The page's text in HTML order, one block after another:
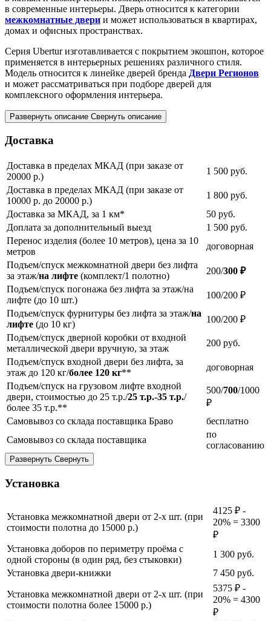
в современные интерьеры. Дверь относится к категории
межкомнатные двери и может использоваться в квартирах,
домах и офисных пространствах.
Серия Ubertur изготавливается с покрытием экошпон, которое
применяется в интерьерных решениях различного стиля.
Модель относится к линейке дверей бренда Двери Регионов
и может рассматриваться при подборе дверей для
комплексного оформления интерьера.
Развернуть описание Свернуть описание
Доставка
Доставка в пределах МКАД (при заказе от
20000 р.)
1 500 руб.
Доставка в пределах МКАД (при заказе от
10000 р. до 20000 р.)
1 800 руб.
Доставка за МКАД, за 1 км*
50 руб.
Доплата за дополнительный выезд
1 500 руб.
Перенос изделия (более 10 метров), цена за 10
метров
договорная
Подъем/спуск межкомнатной двери без лифта
за этаж/на лифте (комплект/1 полотно) 200/300 ₽
Подъем/спуск погонажа без лифта за этаж/на
лифте (до 10 шт.)
100/200 ₽
Подъем/спуск фурнитуры без лифта за этаж/на
лифте (до 10 кг)
100/200 ₽
Подъем/спуск дверной коробки от входной
металлической двери вручную, за этаж
200 руб.
Подъем/спуск входной двери без лифта, за
этаж до 120 кг/более 120 кг**
договорная
Подъем/спуск на грузовом лифте входной
двери, стоимостью до 25 т.р./25 т.р.-35 т.р./
более 35 т.р.**
500/700/1000
₽
Самовывоз со склада поставщика Браво
бесплатно
Самовывоз со склада поставщика
по
согласованию
Развернуть Свернуть
Установка
Установка межкомнатной двери от 2-х шт. (при
стоимости полотна до 15000 р.)
4125 ₽ -
20% = 3300
₽
Установка доборов по периметру проёма с
одной стороны (в один ряд, без стыковки)
1 300 руб.
Установка двери-книжки
7 450 руб.
Установка межкомнатной двери от 2-х шт. (при
стоимости полотна более 15000 р.)
5375 ₽ -
20% = 4300
₽